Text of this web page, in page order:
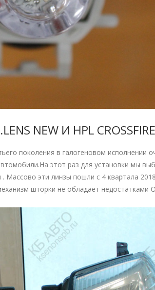
NEW И HPL CROSSFIRE
поколения в галогеновом исполнении
этот раз для установки мы
Массово эти линзы пошли с 4 квартала
шторки не обладает